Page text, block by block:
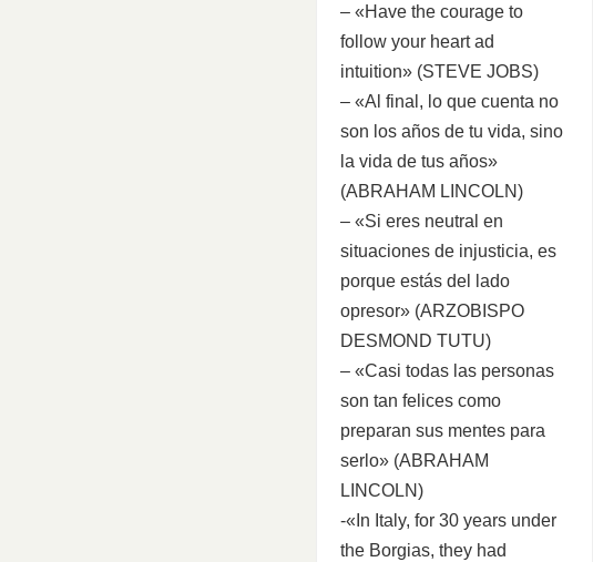
– «Have the courage to
follow your heart ad
intuition» (STEVE JOBS)
– «Al final, lo que cuenta no
son los años de tu vida, sino
la vida de tus años»
(ABRAHAM LINCOLN)
– «Si eres neutral en
situaciones de injusticia, es
porque estás del lado
opresor» (ARZOBISPO
DESMOND TUTU)
– «Casi todas las personas
son tan felices como
preparan sus mentes para
serlo» (ABRAHAM
LINCOLN)
-«In Italy, for 30 years under
the Borgias, they had